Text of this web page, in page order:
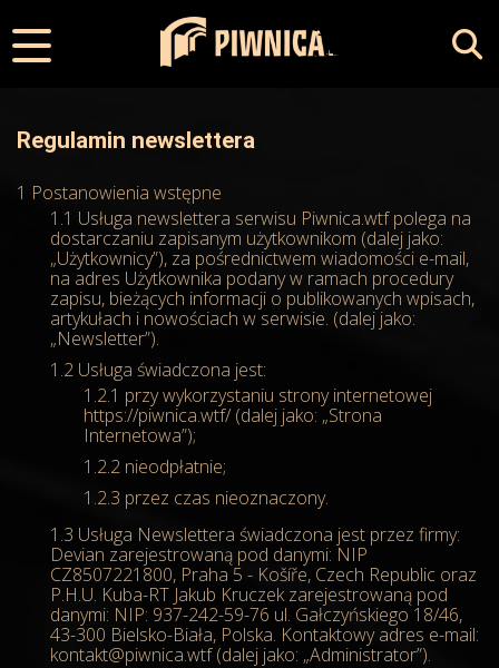
Regulamin newslettera
Postanowienia wstępne
Usługa newslettera serwisu Piwnica.wtf polega na
dostarczaniu zapisanym użytkownikom (dalej jako:
„Użytkownicy”), za pośrednictwem wiadomości e-mail,
na adres Użytkownika podany w ramach procedury
zapisu, bieżących informacji o publikowanych wpisach,
artykułach i nowościach w serwisie. (dalej jako:
„Newsletter”).
Usługa świadczona jest:
przy wykorzystaniu strony internetowej
https://piwnica.wtf/ (dalej jako: „Strona
Internetowa”);
nieodpłatnie;
przez czas nieoznaczony.
Usługa Newslettera świadczona jest przez firmy:
Devian zarejestrowaną pod danymi: NIP
CZ8507221800, Praha 5 - Košíře, Czech Republic oraz
P.H.U. Kuba-RT Jakub Kruczek zarejestrowaną pod
danymi: NIP: 937-242-59-76 ul. Gałczyńskiego 18/46,
43-300 Bielsko-Biała, Polska. Kontaktowy adres e-mail:
kontakt@piwnica.wtf (dalej jako: „Administrator”).